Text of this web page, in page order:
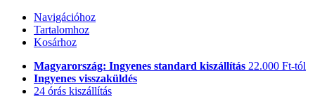
Navigációhoz
Tartalomhoz
Kosárhoz
Magyarország: Ingyenes standard kiszállítás 22.000 Ft-tól
Ingyenes visszaküldés
24 órás kiszállítás